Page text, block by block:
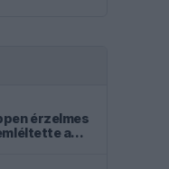
érzelmes
a